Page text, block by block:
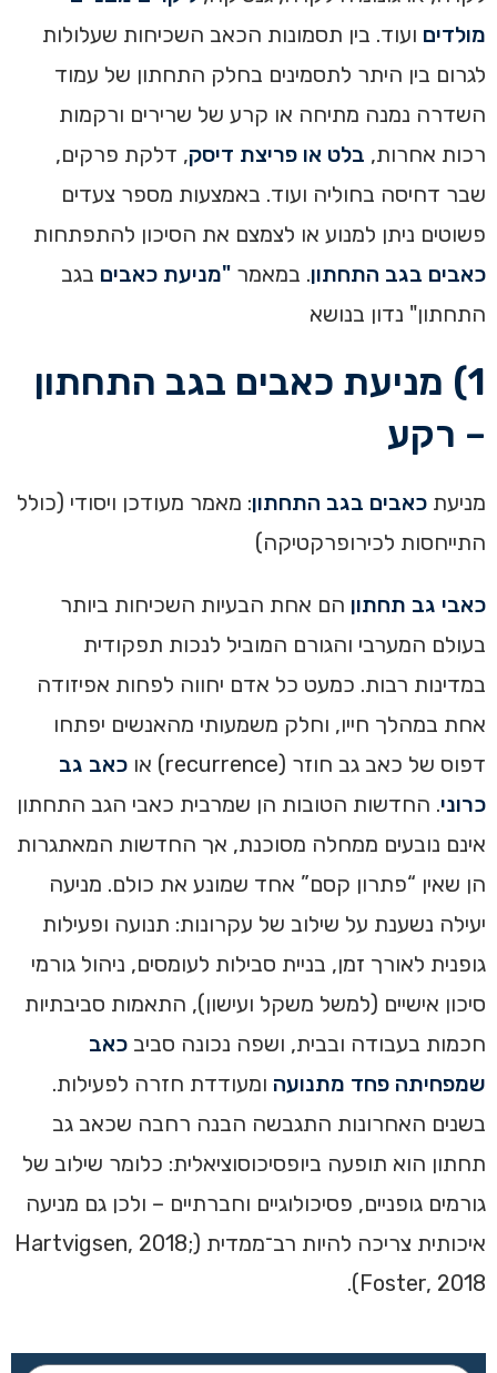
מולדים ועוד. בין תסמונות הכאב השכיחות שעלולות
לגרום בין היתר לתסמינים בחלק התחתון של עמוד
השדרה נמנה מתיחה או קרע של שרירים ורקמות
רכות אחרות, בלט או פריצת דיסק, דלקת פרקים,
שבר דחיסה בחוליה ועוד. באמצעות מספר צעדים
פשוטים ניתן למנוע או לצמצם את הסיכון להתפתחות
כאבים בגב התחתון. במאמר "מניעת כאבים בגב
התחתון" נדון בנושא
1) מניעת כאבים בגב התחתון
– רקע
מניעת כאבים בגב התחתון: מאמר מעודכן ויסודי (כולל
התייחסות לכירופרקטיקה)
כאבי גב תחתון הם אחת הבעיות השכיחות ביותר
בעולם המערבי והגורם המוביל לנכות תפקודית
במדינות רבות. כמעט כל אדם יחווה לפחות אפיזודה
אחת במהלך חייו, וחלק משמעותי מהאנשים יפתחו
דפוס של כאב גב חוזר (recurrence) או
כאב גב
כרוני. החדשות הטובות הן שמרבית כאבי הגב התחתון
אינם נובעים ממחלה מסוכנת, אך החדשות המאתגרות
הן שאין “פתרון קסם” אחד שמונע את כולם. מניעה
יעילה נשענת על שילוב של עקרונות: תנועה ופעילות
גופנית לאורך זמן, בניית סבילות לעומסים, ניהול גורמי
סיכון אישיים (למשל משקל ועישון), התאמות סביבתיות
חכמות בעבודה ובבית, ושפה נכונה סביב כאב
שמפחיתה פחד מתנועה ומעודדת חזרה לפעילות.
בשנים האחרונות התגבשה הבנה רחבה שכאב גב
תחתון הוא תופעה ביופסיכוסוציאלית: כלומר שילוב של
גורמים גופניים, פסיכולוגיים וחברתיים – ולכן גם מניעה
איכותית צריכה להיות רב־ממדית (Hartvigsen, 2018;
Foster, 2018).